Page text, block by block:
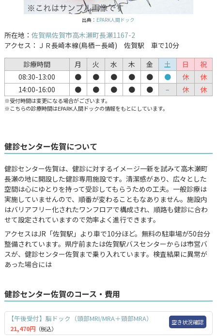
出典： EPARK人間ドック
所在地： 佐賀県佐賀市高木瀬町長瀬1167-2
アクセス：ＪＲ長崎本線(鳥栖－長崎) 佐賀駅 車で10分
診療時間
月 火 水 木 金 土 日
祝
08:30-13:00
● ● ● ● ● ● 休
休
14:00-16:00
● ● ● ● ● – 休 休
※受付時間は変更になる場合がございます。
※こちらの診療時間はEPARK人間ドックの情報をもとにしています。
健診センター佐賀について
健診センター佐賀は、健診に対するイメージ一新を試みて高木瀬町
長瀬の地に開設した健診専用施設です。清潔感があり、広々とした
空間は心にゆとりを持って受診してもらうための工夫。一般診療は
実施していませんので、順番が変わることもなありません。施設内
はバリアフリー化されたワンフロアで構成され、順路も健診に合わ
せて設定されていますので効率よく進行できます。
アクセスはJR「佐賀駅」より車で10分ほど。無料の駐車場が50台分
整備されています。県庁前または佐賀駅バスセンターからは市営バ
スが、健診センター佐賀まで乗り入れています。検査結果に異常が
あった場合には
健診センター佐賀のコース・費用
【午後受付】脳ドック（頭部MRI/MRA＋頸部MRA）
21,470円 （税込）
空き状況確認